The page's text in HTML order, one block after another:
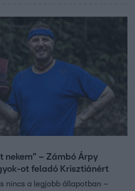
Ám néhány órával
meghalt. Anna néninek nyilvános
nekem” – Zámbó Árpy
ot feladó Krisztiánért
nincs a legjobb állapotban –